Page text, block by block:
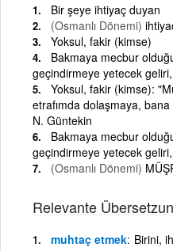
Bir şeye ihtiyaç duyan
(Osmanlı Dönemi)
Yoksul, fakir (kimse)
Bakmaya mecbur
geçindirmeye yetecek
Yoksul, fakir (kimse):
etrafımda dolaşmaya,
N. Güntekin
Bakmaya mecbur
geçindirmeye yetecek
(Osmanlı Dönemi)
Relevante
muhtaç etmek Birini,